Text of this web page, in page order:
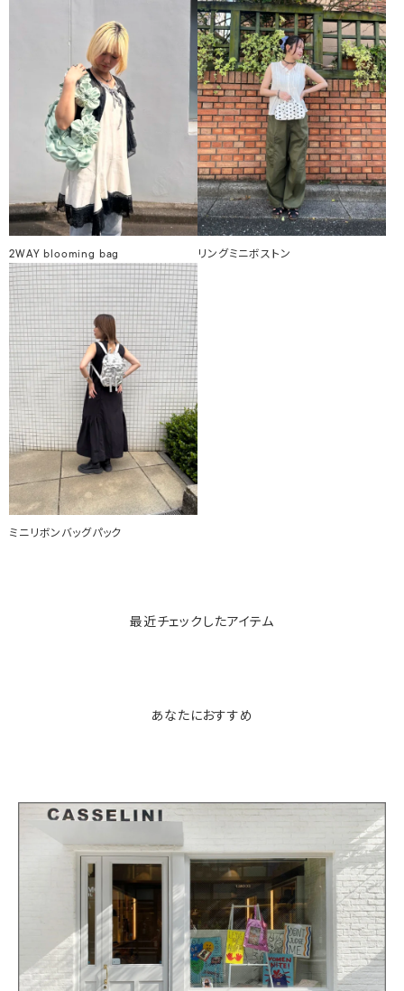
2WAY blooming bag リングミニボストン
ミニリボンバッグパック
最近チェックしたアイテム
あなたにおすすめ